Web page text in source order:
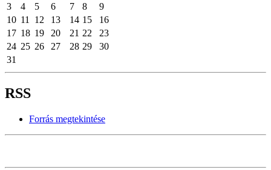
3
4 5 6 7 8
9
10 11 12 13 14 15
16
17 18 19 20 21 22
23
24 25 26 27 28 29
30
31
RSS
Forrás megtekintése